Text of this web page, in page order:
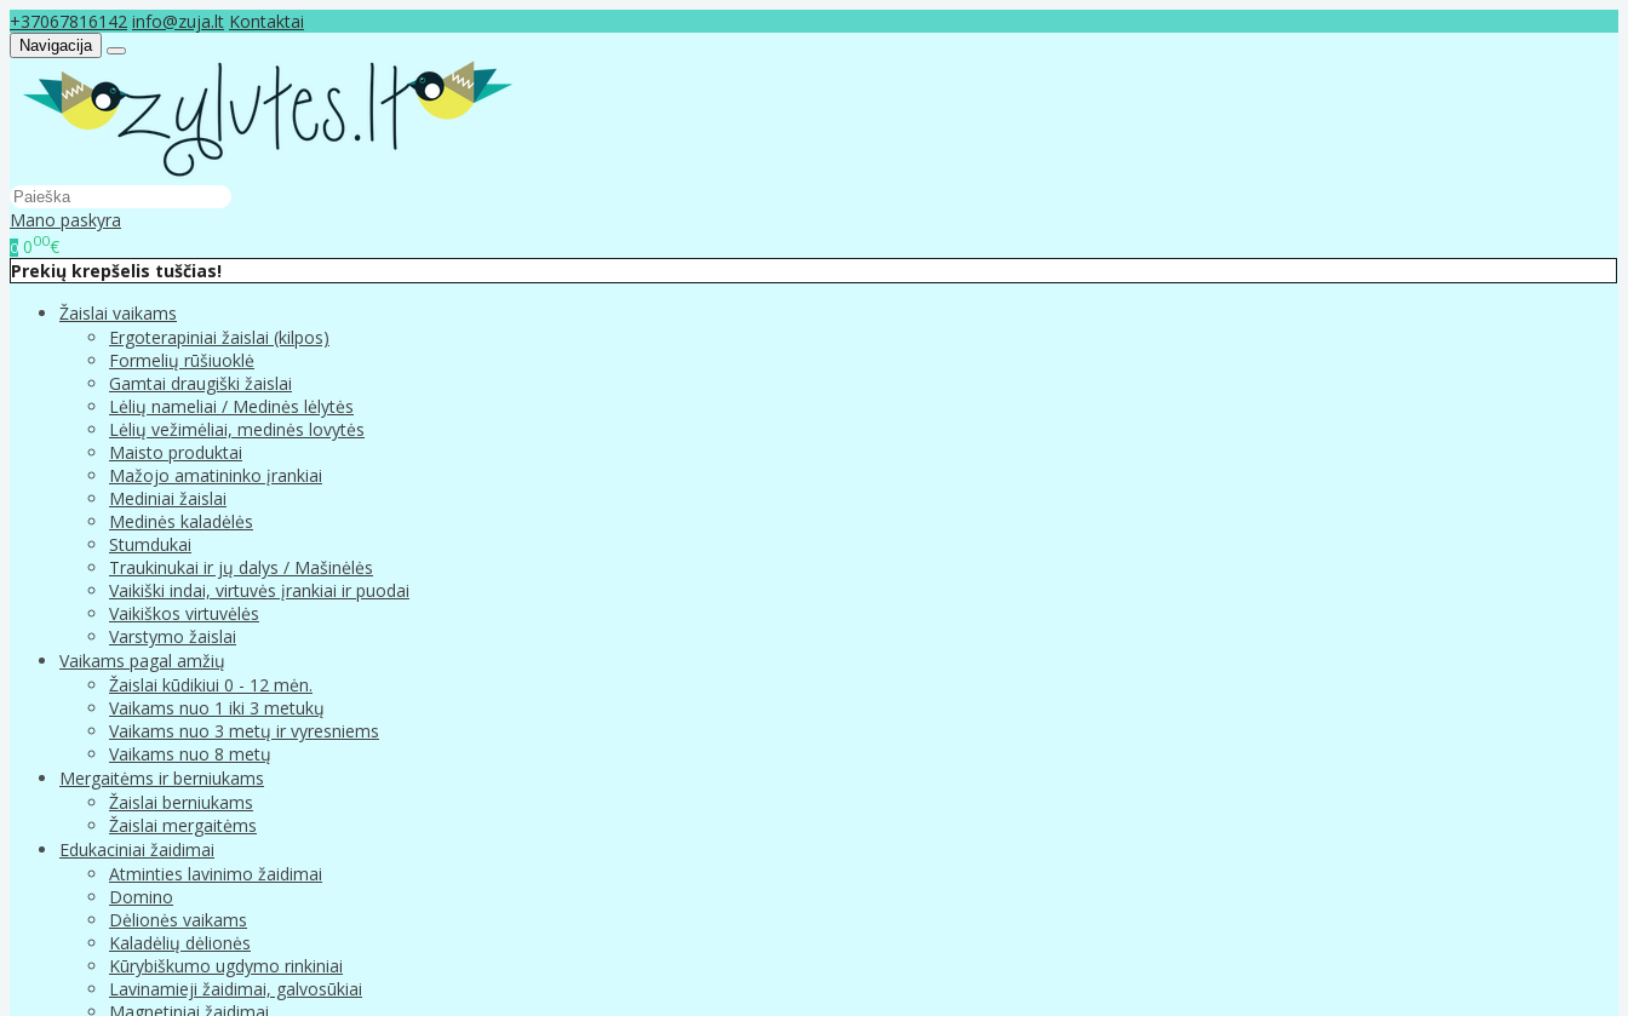
+37067816142 info@zuja.lt Kontaktai
Navigacija
Mano paskyra
0 000€
Prekių krepšelis tuščias!
Žaislai vaikams
Ergoterapiniai žaislai (kilpos)
Formelių rūšiuoklė
Gamtai draugiški žaislai
Lėlių nameliai / Medinės lėlytės
Lėlių vežimėliai, medinės lovytės
Maisto produktai
Mažojo amatininko įrankiai
Mediniai žaislai
Medinės kaladėlės
Stumdukai
Traukinukai ir jų dalys / Mašinėlės
Vaikiški indai, virtuvės įrankiai ir puodai
Vaikiškos virtuvėlės
Varstymo žaislai
Vaikams pagal amžių
Žaislai kūdikiui 0 - 12 mėn.
Vaikams nuo 1 iki 3 metukų
Vaikams nuo 3 metų ir vyresniems
Vaikams nuo 8 metų
Mergaitėms ir berniukams
Žaislai berniukams
Žaislai mergaitėms
Edukaciniai žaidimai
Atminties lavinimo žaidimai
Domino
Dėlionės vaikams
Kaladėlių dėlionės
Kūrybiškumo ugdymo rinkiniai
Lavinamieji žaidimai, galvosūkiai
Magnetiniai žaidimai